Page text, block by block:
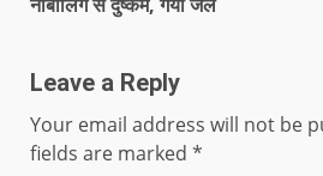
Leave a Reply
Your email address will not be
fields are marked *